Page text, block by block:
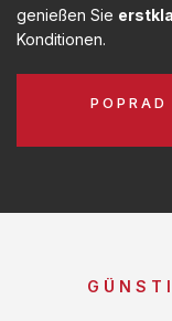
genießen Sie
Konditionen.